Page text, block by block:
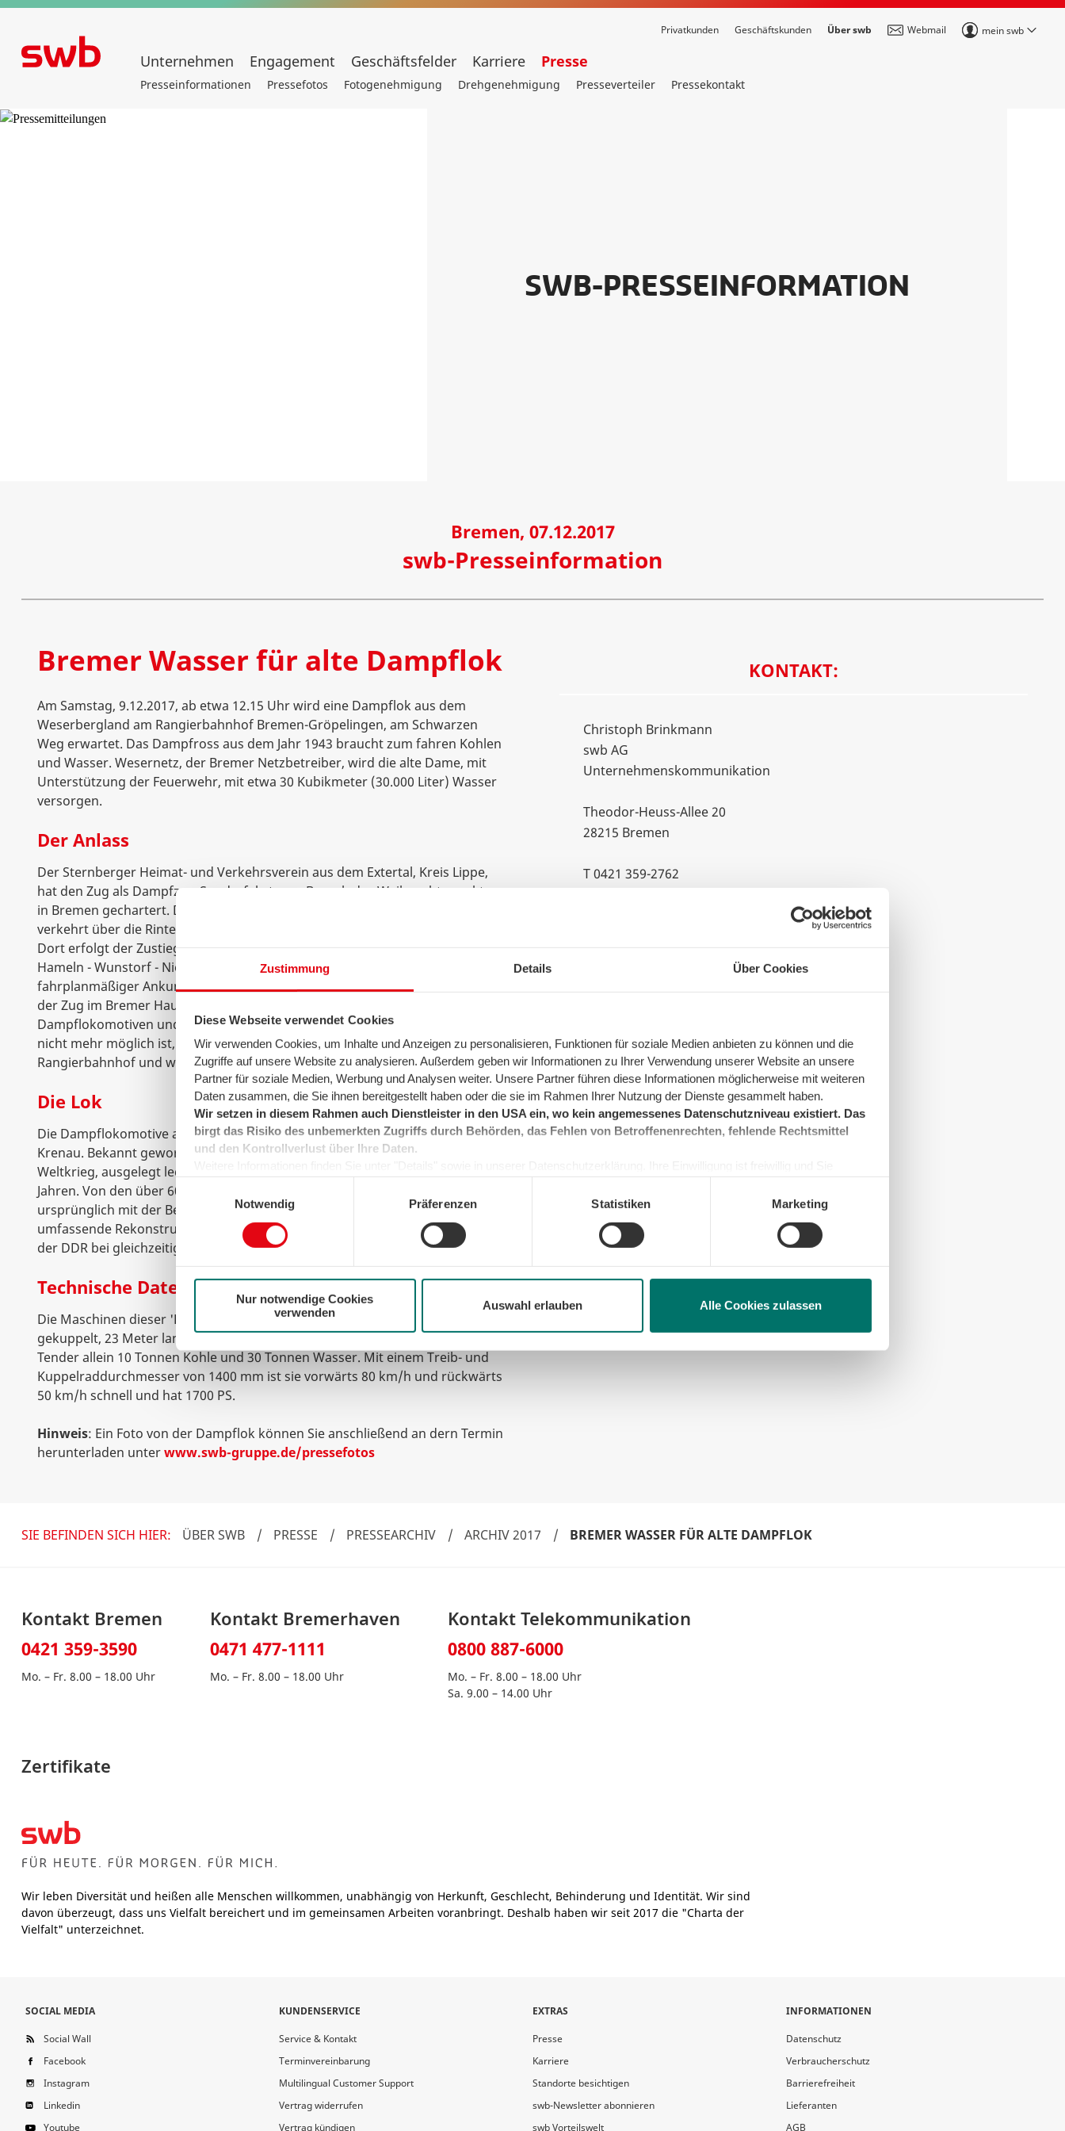
Zustimmung Details Über Cookies
Diese Webseite verwendet Cookies
Wir verwenden Cookies, um Inhalte und Anzeigen zu personalisieren, Funktionen für soziale Medien anbieten zu können und die
Zugriffe auf unsere Website zu analysieren. Außerdem geben wir Informationen zu Ihrer Verwendung unserer Website an unsere
Partner für soziale Medien, Werbung und Analysen weiter. Unsere Partner führen diese Informationen möglicherweise mit weiteren
Daten zusammen, die Sie ihnen bereitgestellt haben oder die sie im Rahmen Ihrer Nutzung der Dienste gesammelt haben.
Wir setzen in diesem Rahmen auch Dienstleister in den USA ein, wo kein angemessenes Datenschutzniveau existiert. Das
birgt das Risiko des unbemerkten Zugriffs durch Behörden, das Fehlen von Betroffenenrechten, fehlende Rechtsmittel
und den Kontrollverlust über Ihre Daten.
der Cookies auf das notwendige Minimum, um die Seite betreiben zu können.
Einwilligungsauswahl
Notwendig
Präferenzen Statistiken Marketing
Nur notwendige Cookies
verwenden
Auswahl erlauben Alle Cookies zulassen
Privatkunden Geschäftskunden Über swb Webmail mein swb
Unternehmen Engagement Geschäftsfelder Karriere Presse
Presseinformationen Pressefotos Fotogenehmigung Drehgenehmigung Presseverteiler Pressekontakt
SWB-PRESSEINFORMATION
Bremen, 07.12.2017
swb-Presseinformation
Bremer Wasser für alte Dampflok
Am Samstag, 9.12.2017, ab etwa 12.15 Uhr wird eine Dampflok aus dem
Weserbergland am Rangierbahnhof Bremen-Gröpelingen, am Schwarzen
Weg erwartet. Das Dampfross aus dem Jahr 1943 braucht zum fahren Kohlen
und Wasser. Wesernetz, der Bremer Netzbetreiber, wird die alte Dame, mit
Unterstützung der Feuerwehr, mit etwa 30 Kubikmeter (30.000 Liter) Wasser
versorgen.
Der Anlass
Der Sternberger Heimat- und Verkehrsverein aus dem Extertal, Kreis Lippe,
hat den Zug als Dampfzug-Sonderfahrt zum Besuch des Weihnachtsmarktes
in Bremen gechartert. Der Zug startet um 05:00 Uhr in Stadthagen und
verkehrt über die Rinteln-Stadthagener Eisenbahn zunächst nach Rinteln.
Dort erfolgt der Zustieg der 170 Fahrgäste und dann geht es weiter über
Hameln - Wunstorf - Nienburg - Verden nach Bremen Hauptbahnhof mit
fahrplanmäßiger Ankunft und Ausstieg um 11:48 Uhr. Zu diesem Zeitpunkt ist
der Zug im Bremer Hauptbahnhof zu fotografieren. Da die Versorgung von
Dampflokomotiven und die Abstellung des Zuges in Bremen Hauptbahnhof
nicht mehr möglich ist, fährt der Zug in die Abstellung nach Bremen-
Rangierbahnhof und wird dort ab ca. 12:15 Uhr für die Rückfahrt vorbereitet.
Die Lok
Die Dampflokomotive aus dem Jahre 1943 stammt aus der Lokomotivfabrik
Krenau. Bekannt geworden ist sie als sogenannte "Kriegslok" im zweiten
Weltkrieg, ausgelegt lediglich für eine Lebenserwartung von fünf bis zehn
Jahren. Von den über 6000 gebauten Exemplaren wurde diese Lokomotive
ursprünglich mit der Betriebsnummer 52 5274 in den Dienst gestellt. Eine
umfassende Rekonstruktion erfolgte 1961 bei der Deutschen Reichsbahn in
der DDR bei gleichzeitiger Umzeichnung in 52 8038.
Technische Daten
Die Maschinen dieser 'Baureihe 52' sind mit dem Wannentender 2´2´T30
gekuppelt, 23 Meter lang und bringen 136 Tonnen auf die Waage, davon im
Tender allein 10 Tonnen Kohle und 30 Tonnen Wasser. Mit einem Treib- und
Kuppelraddurchmesser von 1400 mm ist sie vorwärts 80 km/h und rückwärts
50 km/h schnell und hat 1700 PS.
Hinweis: Ein Foto von der Dampflok können Sie anschließend an dern Termin
herunterladen unterwww.swb-gruppe.de/pressefotos
KONTAKT:
Christoph Brinkmann
swb AG
Unternehmenskommunikation
Theodor-Heuss-Allee 20
28215 Bremen
T 0421 359-2762
christoph.brinkmann@swb-gruppe.de
SIE BEFINDEN SICH HIER: ÜBER SWB / PRESSE / PRESSEARCHIV / ARCHIV 2017 / BREMER WASSER FÜR ALTE DAMPFLOK
Kontakt Bremen
0421 359-3590
Mo. – Fr. 8.00 – 18.00 Uhr
Kontakt Bremerhaven
0471 477-1111
Mo. – Fr. 8.00 – 18.00 Uhr
Kontakt Telekommunikation
0800 887-6000
Mo. – Fr. 8.00 – 18.00 Uhr
Sa. 9.00 – 14.00 Uhr
Zertifikate
Wir leben Diversität und heißen alle Menschen willkommen, unabhängig von Herkunft, Geschlecht, Behinderung und Identität. Wir sind
davon überzeugt, dass uns Vielfalt bereichert und im gemeinsamen Arbeiten voranbringt. Deshalb haben wir seit 2017 die "Charta der
Vielfalt" unterzeichnet.
SOCIAL MEDIA
Social Wall
Facebook
Instagram
Linkedin
Youtube
KUNDENSERVICE
Service & Kontakt
Terminvereinbarung
Multilingual Customer Support
Vertrag widerrufen
Vertrag kündigen
EXTRAS
Presse
Karriere
Standorte besichtigen
swb-Newsletter abonnieren
swb Vorteilswelt
INFORMATIONEN
Datenschutz
Verbraucherschutz
Barrierefreiheit
Lieferanten
AGB